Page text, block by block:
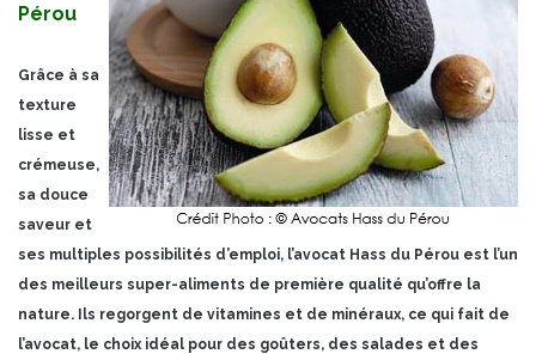
Pérou
Grâce à sa
texture
lisse et
crémeuse,
sa douce
saveur et
ses multiples possibilités d’emploi, l’avocat Hass du Pérou est l’un
des meilleurs super-aliments de première qualité qu’offre la
nature. Ils regorgent de vitamines et de minéraux, ce qui fait de
l’avocat, le choix idéal pour des goûters, des salades et des